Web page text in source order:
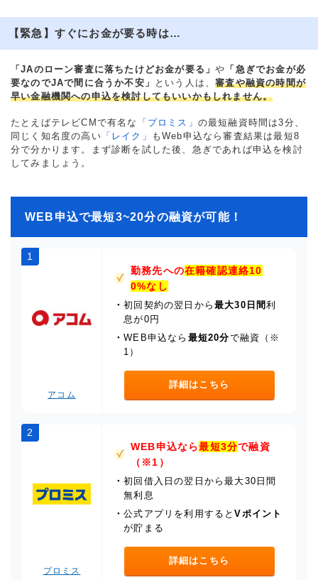
【緊急】すぐにお金が要る時は…
「JAのローン審査に落ちたけどお金が要る」や 「急ぎでお金が必
要なのでJAで間に合うか不安」
という人は、審査や融資の時間が
早い金融機関への申込を検討してもいいかもしれません。
たとえばテレビCMで有名な 「プロミス」 の最短融資時間は3分、
同じく知名度の高い 「レイク」
もWeb申込なら審査結果は最短8
分で分かります。まず診断を試した後、急ぎであれば申込を検討
してみましょう。
WEB申込で最短3~20分の融資が可能！
1
アコム
勤務先への在籍確認連絡10
0%なし
・初回契約の翌日から最大30日間利
息が0円
・WEB申込なら 最短20分で融資（※
1）
詳細はこちら
2
プロミス
WEB申込なら最短3分で融資
（※1）
・初回借入日の翌日から最大30日間
無利息
・公式アプリを利用するとVポイント
が貯まる
詳細はこちら